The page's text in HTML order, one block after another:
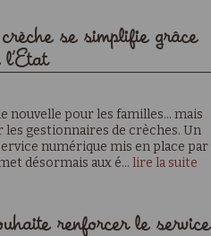
se simplifie grâce
nouvelle pour les familles… mais
les gestionnaires de crèches. Un
numérique mis en place par
désormais aux é... lire la suite
renforcer le service